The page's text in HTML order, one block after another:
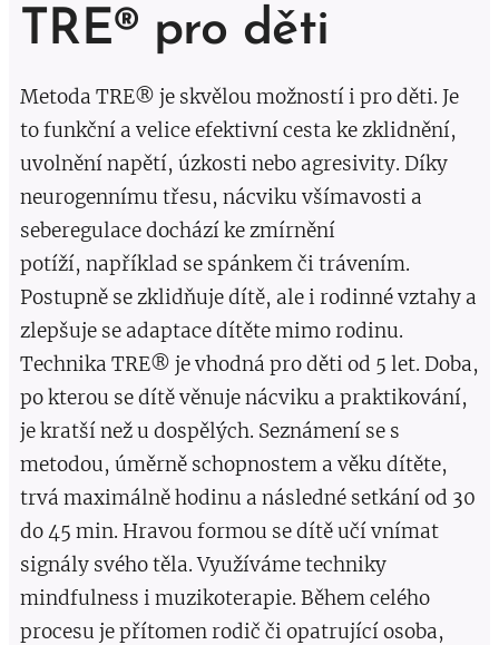
TRE® pro děti
Metoda TRE® je skvělou možností i pro děti. Je
to funkční a velice efektivní cesta ke zklidnění,
uvolnění napětí, úzkosti nebo agresivity. Díky
neurogennímu třesu, nácviku všímavosti a
seberegulace dochází ke zmírnění
potíží, například se spánkem či trávením.
Postupně se zklidňuje dítě, ale i rodinné vztahy a
zlepšuje se adaptace dítěte mimo rodinu.
Technika TRE® je vhodná pro děti od 5 let. Doba,
po kterou se dítě věnuje nácviku a praktikování,
je kratší než u dospělých. Seznámení se s
metodou, úměrně schopnostem a věku dítěte,
trvá maximálně hodinu a následné setkání od 30
do 45 min. Hravou formou se dítě učí vnímat
signály svého těla. Využíváme techniky
mindfulness i muzikoterapie. Během celého
procesu je přítomen rodič či opatrující osoba,